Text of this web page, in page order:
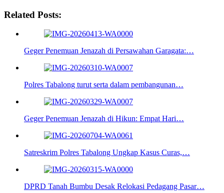
Related Posts:
Geger Penemuan Jenazah di Persawahan Garagata:…
Polres Tabalong turut serta dalam pembangunan…
Geger Penemuan Jenazah di Hikun: Empat Hari…
Satreskrim Polres Tabalong Ungkap Kasus Curas,…
DPRD Tanah Bumbu Desak Relokasi Pedagang Pasar…